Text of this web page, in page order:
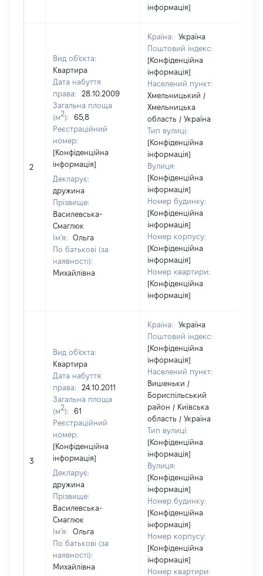
інформація]
2
Вид об'єкта:
Квартира
Дата набуття
права:
28.10.2009
Загальна площа
(м2):
65,8
Реєстраційний
номер:
[Конфіденційна
інформація]
Декларує:
дружина
Прізвище:
Василевська-
Смаглюк
Ім'я:
Ольга
По батькові (за
наявності):
Михайлівна
Країна:
Україна
Поштовий індекс:
[Конфіденційна
інформація]
Населений пункт:
Хмельницький /
Хмельницька
область / Україна
Тип вулиці:
[Конфіденційна
інформація]
Вулиця:
[Конфіденційна
інформація]
Номер будинку:
[Конфіденційна
інформація]
Номер корпусу:
[Конфіденційна
інформація]
Номер квартири:
[Конфіденційна
інформація]
3
Вид об'єкта:
Квартира
Дата набуття
права:
24.10.2011
Загальна площа
(м2):
61
Реєстраційний
номер:
[Конфіденційна
інформація]
Декларує:
дружина
Прізвище:
Василевська-
Смаглюк
Ім'я:
Ольга
По батькові (за
наявності):
Михайлівна
Країна:
Україна
Поштовий індекс:
[Конфіденційна
інформація]
Населений пункт:
Вишеньки /
Бориспільський
район / Київська
область / Україна
Тип вулиці:
[Конфіденційна
інформація]
Вулиця:
[Конфіденційна
інформація]
Номер будинку:
[Конфіденційна
інформація]
Номер корпусу:
[Конфіденційна
інформація]
Номер квартири: